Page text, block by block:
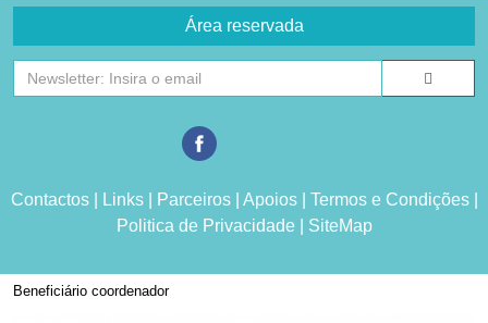
Área reservada
Contactos| Links| Parceiros| Apoios| Termos e Condições|
Politica de Privacidade| SiteMap
Beneficiário coordenador